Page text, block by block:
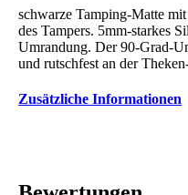
schwarze Tamping-Matte
des Tampers. 5mm-starkes
Umrandung. Der 90-Grad-
und rutschfest an der
Zusätzliche Informationen